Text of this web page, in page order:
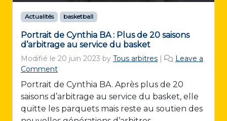
Actualités basketball
Portrait de Cynthia BA : Plus de 20 saisons
d’arbitrage au service du basket
Modifié le 20 juin 2023 by Tous arbitres
Leave a
Comment
Portrait de Cynthia BA. Après plus de 20
saisons d’arbitrage au service du basket, elle
quitte les parquets mais reste au soutien des